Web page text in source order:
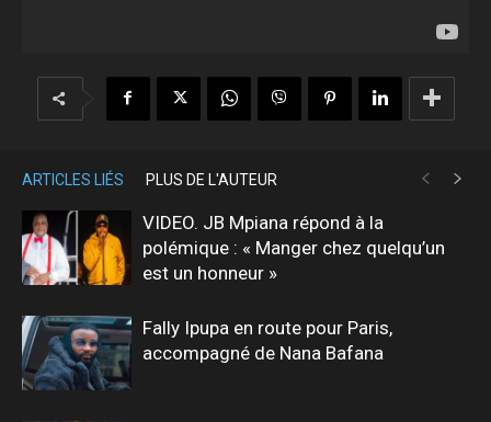
ARTICLES LIÉS PLUS DE L'AUTEUR
VIDEO. JB Mpiana répond à la
polémique : « Manger chez quelqu’un
est un honneur »
Fally Ipupa en route pour Paris,
accompagné de Nana Bafana